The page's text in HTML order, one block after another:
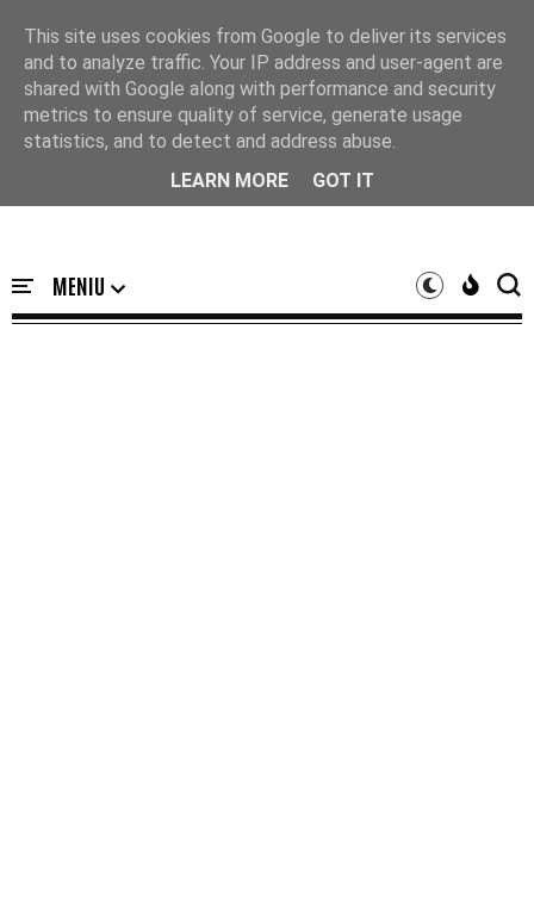
This site uses cookies from Google to deliver its services
and to analyze traffic. Your IP address and user-agent are
shared with Google along with performance and security
metrics to ensure quality of service, generate usage
statistics, and to detect and address abuse.
LEARN MORE
GOT IT